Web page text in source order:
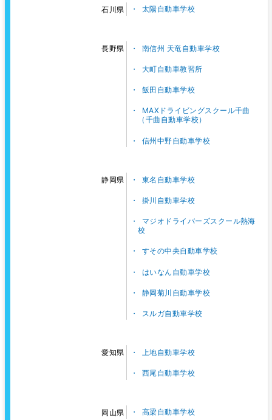
石川県 太陽自動車学校
長野県 南信州 天竜自動車学校
大町自動車教習所
飯田自動車学校
MAXドライビングスクール千曲
（千曲自動車学校）
信州中野自動車学校
静岡県 東名自動車学校
掛川自動車学校
マジオドライバーズスクール熱海
校
すその中央自動車学校
はいなん自動車学校
静岡菊川自動車学校
スルガ自動車学校
愛知県 上地自動車学校
西尾自動車学校
岡山県 高梁自動車学校